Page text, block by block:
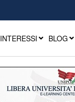
INTERESSI BLOG